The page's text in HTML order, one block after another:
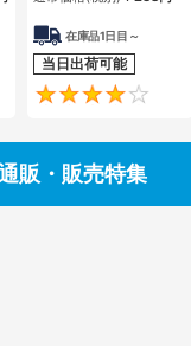
5
在庫品1日目～
当日出荷可能
販・販売特集